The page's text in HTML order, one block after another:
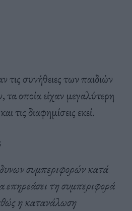
τις συνήθειες των παιδιών
τα οποία είχαν μεγαλύτερη
τις διαφημίσεις εκεί.
συμπεριφορών κατά
επηρεάσει τη συμπεριφορά
η κατανάλωση